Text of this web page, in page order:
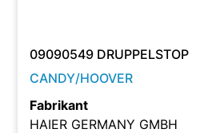
09090549 DRUPPELSTOP
CANDY/HOOVER
Fabrikant
HAIER GERMANY GMBH